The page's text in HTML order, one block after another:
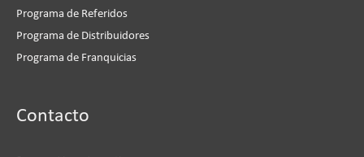
Programa de Referidos
Programa de Distribuidores
Programa de Franquicias
Contacto